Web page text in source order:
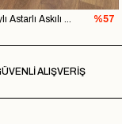
Lendy Vizon Lastik Sırt Detaylı Astarlı Askılı Elbise
%57
ALIŞVERİŞ